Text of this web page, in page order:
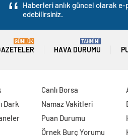
Haberleri anlık güncel olarak
edebilirsiniz.
GÜNLÜK
HAVA DURUMU
TAHMİNİ
Dark
Canlı Borsa
Namaz Vakitleri
Puan Durumu
Örnek Burç Yorumu